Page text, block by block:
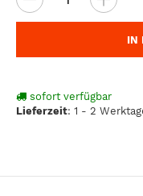
IN
sofort verfügbar
Lieferzeit: 1 - 2